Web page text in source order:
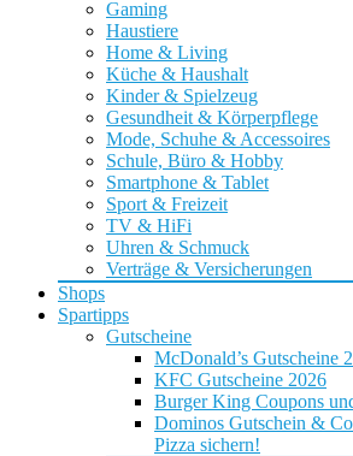
Gaming
Haustiere
Home & Living
Küche & Haushalt
Kinder & Spielzeug
Gesundheit & Körperpflege
Mode, Schuhe & Accessoires
Schule, Büro & Hobby
Smartphone & Tablet
Sport & Freizeit
TV & HiFi
Uhren & Schmuck
Verträge & Versicherungen
Shops
Spartipps
Gutscheine
McDonald’s Gutscheine
KFC Gutscheine 2026
Burger King Coupons
Dominos Gutschein &
Pizza sichern!